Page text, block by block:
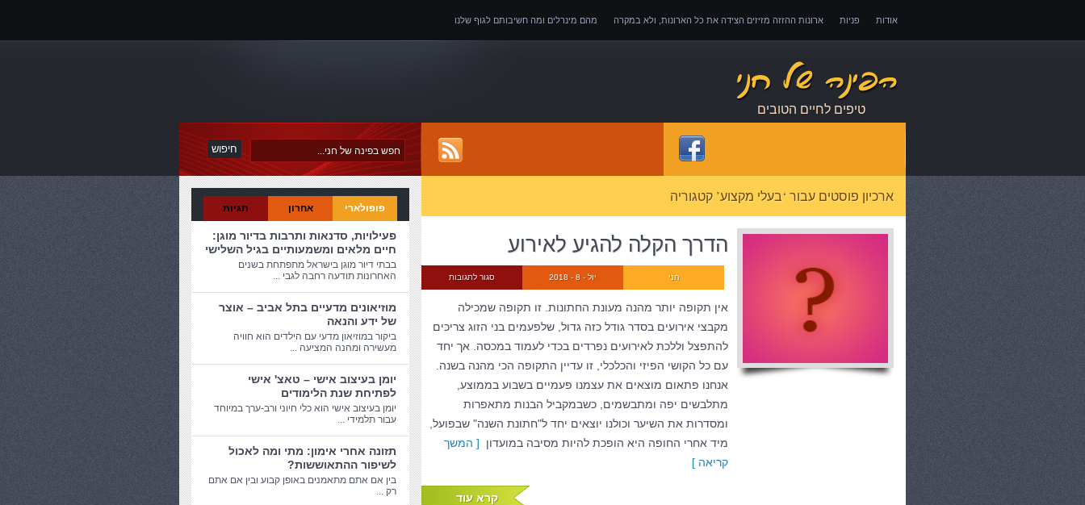
אודות פניות ארונות ההזזה מזיזים הצידה את כל הארונות, ולא במקרה מהם מינרלים ומה חשיבותם לגוף שלנו
אובדן כושר עבודה – כיצד לממש זכויות במקרה של אובדן כושר עבודה
טיפים לחיים הטובים
ארכיון פוסטים עבור ‘בעלי מקצוע’ קטגוריה
הדרך הקלה להגיע לאירוע
סגור לתגובות יול - 8 - 2018 חני
אין תקופה יותר מהנה מעונת החתונות. זו תקופה שמכילה
מקבצי אירועים בסדר גודל כזה גדול, שלפעמים בני הזוג צריכים
להתפצל וללכת לאירועים נפרדים בכדי לעמוד במכסה. אך יחד
עם כל הקושי הפיזי והכלכלי, זו עדיין התקופה הכי מהנה בשנה.
אנחנו פתאום מוצאים את עצמנו פעמיים בשבוע בממוצע,
מתלבשים יפה ומתבשמים, כשבמקביל הבנות מתאפרות
ומסדרות את השיער וכולנו יוצאים יחד ל"חתונת השנה" שבפועל,
מיד אחרי החופה היא הופכת להיות מסיבה במועדון [ המשך
קריאה ]
קרא עוד
פופולארי אחרון תגיות
פעילויות, סדנאות ותרבות בדיור מוגן:
חיים מלאים ומשמעותיים בגיל השלישי
בבתי דיור מוגן בישראל מתפתחת בשנים
האחרונות תודעה רחבה לגבי ...
מוזיאונים מדעיים בתל אביב – אוצר
של ידע והנאה
ביקור במוזיאון מדעי עם הילדים הוא חוויה
מעשירה ומהנה המציעה ...
יומן בעיצוב אישי – טאצ' אישי
לפתיחת שנת הלימודים
יומן בעיצוב אישי הוא כלי חיוני ורב-ערך במיוחד
עבור תלמידי ...
תזונה אחרי אימון: מתי ומה לאכול
לשיפור ההתאוששות?
בין אם אתם מתאמנים באופן קבוע ובין אם אתם
רק ...